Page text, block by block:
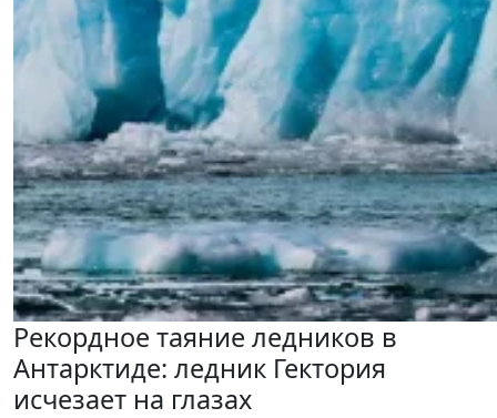
Рекордное таяние ледников в
Антарктиде: ледник Гектория
исчезает на глазах